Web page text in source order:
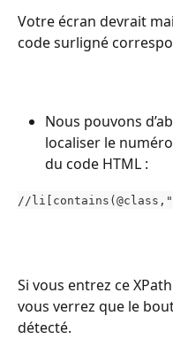
Votre écran devrait
code surligné
Nous pouvons
localiser le
du code HTML :
//
Si vous entrez ce
vous verrez que le
détecté.